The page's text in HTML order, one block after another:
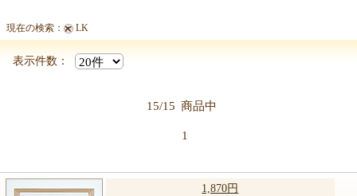
現在の検索： LK
表示件数：
15/15 商品中
1
1,870円